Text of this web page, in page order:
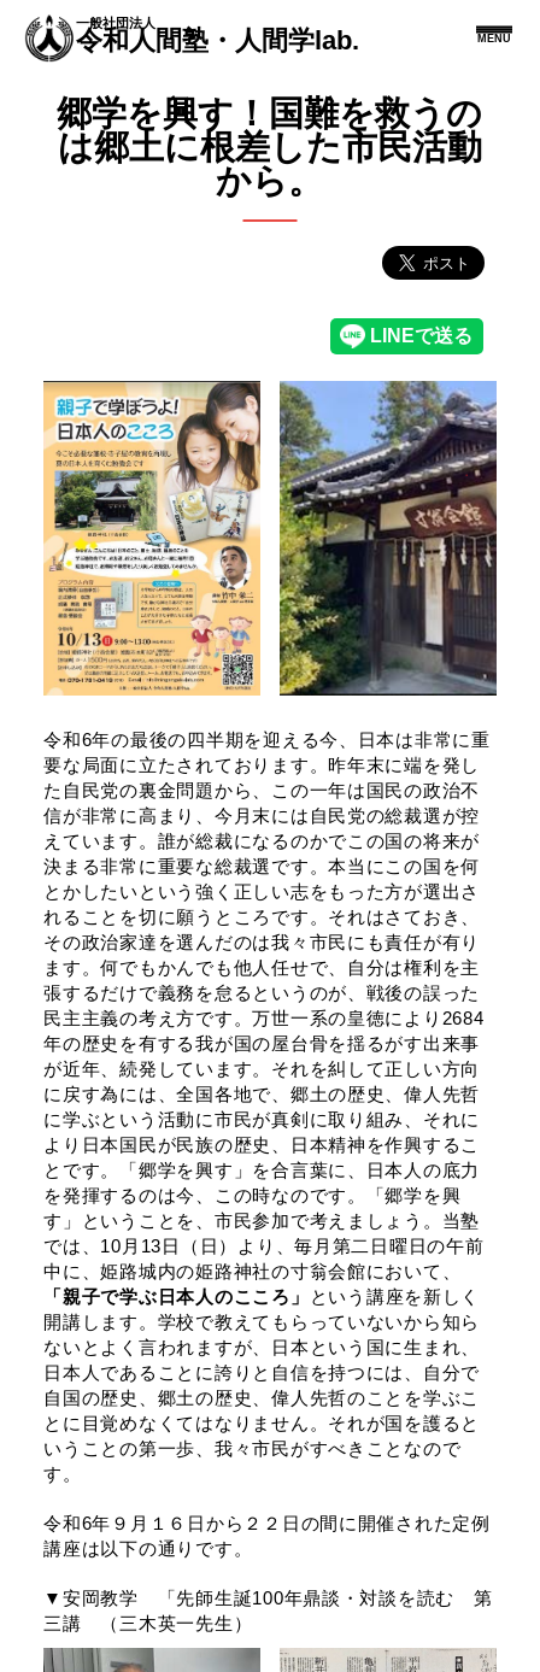
一般社団法人
令和人間塾・人間学lab. MENU
郷学を興す！国難を救うの
は郷土に根差した市民活動
から。
令和6年の最後の四半期を迎える今、日本は非常に重
要な局面に立たされております。昨年末に端を発し
た自民党の裏金問題から、この一年は国民の政治不
信が非常に高まり、今月末には自民党の総裁選が控
えています。誰が総裁になるのかでこの国の将来が
決まる非常に重要な総裁選です。本当にこの国を何
とかしたいという強く正しい志をもった方が選出さ
れることを切に願うところです。それはさておき、
その政治家達を選んだのは我々市民にも責任が有り
ます。何でもかんでも他人任せで、自分は権利を主
張するだけで義務を怠るというのが、戦後の誤った
民主主義の考え方です。万世一系の皇徳により2684
年の歴史を有する我が国の屋台骨を揺るがす出来事
が近年、続発しています。それを糾して正しい方向
に戻す為には、全国各地で、郷土の歴史、偉人先哲
に学ぶという活動に市民が真剣に取り組み、それに
より日本国民が民族の歴史、日本精神を作興するこ
とです。「郷学を興す」を合言葉に、日本人の底力
を発揮するのは今、この時なのです。「郷学を興
す」ということを、市民参加で考えましょう。当塾
では、10月13日（日）より、毎月第二日曜日の午前
中に、姫路城内の姫路神社の寸翁会館において、
「親子で学ぶ日本人のこころ」
という講座を新しく
開講します。学校で教えてもらっていないから知ら
ないとよく言われますが、日本という国に生まれ、
日本人であることに誇りと自信を持つには、自分で
自国の歴史、郷土の歴史、偉人先哲のことを学ぶこ
とに目覚めなくてはなりません。それが国を護ると
いうことの第一歩、我々市民がすべきことなので
す。
令和6年９月１６日から２２日の間に開催された定例
講座は以下の通りです。
▼安岡教学 「先師生誕100年鼎談・対談を読む 第
三講 （三木英一先生）